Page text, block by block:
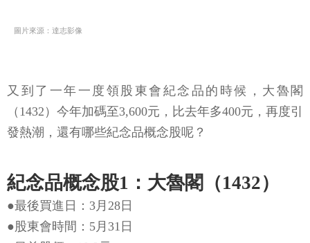
圖片來源：達志影像
又到了一年一度領股東會紀念品的時候，大魯閣
（1432）今年加碼至3,600元，比去年多400元，再度引
發熱潮，還有哪些紀念品概念股呢？
紀念品概念股1：大魯閣（1432）
●最後買進日：3月28日
●股東會時間：5月31日